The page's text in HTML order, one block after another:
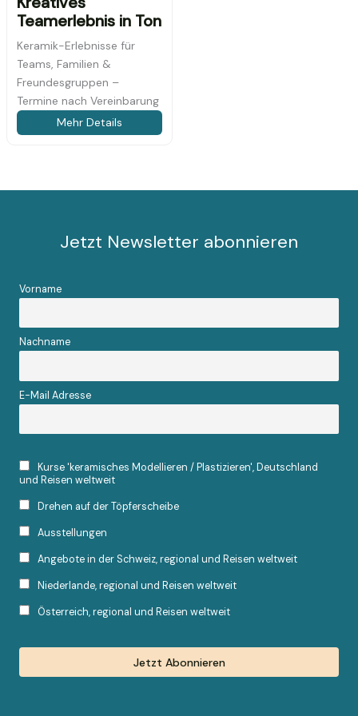
Teamerlebnis in Ton
Keramik-Erlebnisse für
Teams, Familien &
Freundesgruppen –
Termine nach Vereinbarung
Mehr Details
Jetzt Newsletter abonnieren
Vorname
Nachname
E-Mail Adresse
Kurse 'keramisches Modellieren / Plastizieren', Deutschland
und Reisen weltweit
Drehen auf der Töpferscheibe
Ausstellungen
Angebote in der Schweiz, regional und Reisen weltweit
Niederlande, regional und Reisen weltweit
Österreich, regional und Reisen weltweit